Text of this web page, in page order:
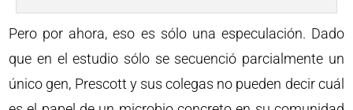
Pero por ahora, eso es sólo una especulación. Dado
que en el estudio sólo se secuenció parcialmente un
único gen, Prescott y sus colegas no pueden decir cuál